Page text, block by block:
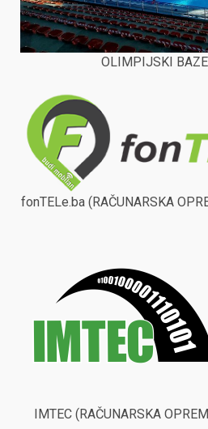
OLIMPIJSKI
fonTELe.ba (RAČUNARSKA
IMTEC (RAČUNARSKA